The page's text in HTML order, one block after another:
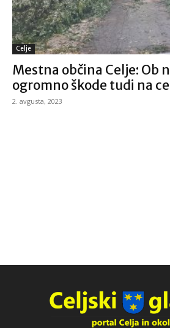
Celje
Mestna občina Celje: Ob
ogromno škode tudi na
2. avgusta, 2023